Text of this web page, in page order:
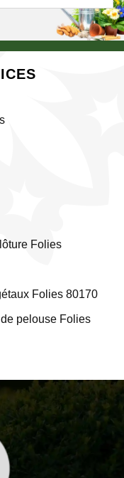
Folies
Folies 80170
pelouse Folies